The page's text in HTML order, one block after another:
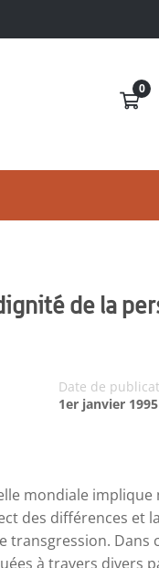
0
de la
Date de
1er janvier 1995
mondiale implique
des différences et
transgression. Dans
à travers divers